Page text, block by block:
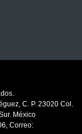
C. P. 23020 Col.
México
Correo: